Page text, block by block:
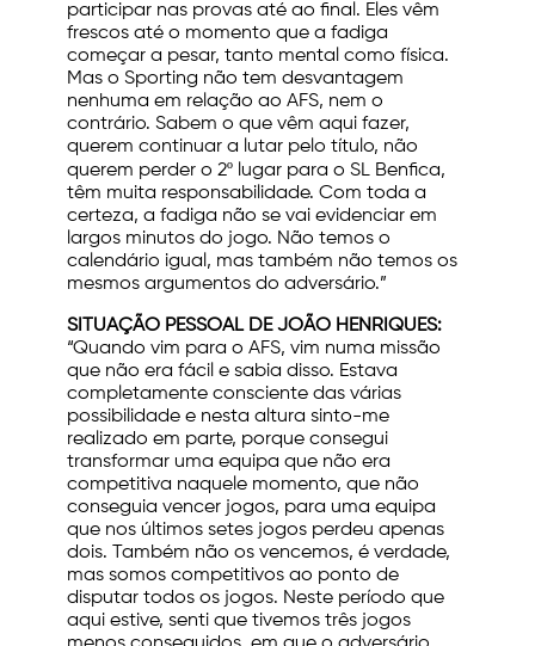
participar nas provas até ao final. Eles vêm
frescos até o momento que a fadiga
começar a pesar, tanto mental como física.
Mas o Sporting não tem desvantagem
nenhuma em relação ao AFS, nem o
contrário. Sabem o que vêm aqui fazer,
querem continuar a lutar pelo título, não
querem perder o 2º lugar para o SL Benfica,
têm muita responsabilidade. Com toda a
certeza, a fadiga não se vai evidenciar em
largos minutos do jogo. Não temos o
calendário igual, mas também não temos os
mesmos argumentos do adversário.”
SITUAÇÃO PESSOAL DE JOÃO HENRIQUES:
“Quando vim para o AFS, vim numa missão
que não era fácil e sabia disso. Estava
completamente consciente das várias
possibilidade e nesta altura sinto-me
realizado em parte, porque consegui
transformar uma equipa que não era
competitiva naquele momento, que não
conseguia vencer jogos, para uma equipa
que nos últimos setes jogos perdeu apenas
dois. Também não os vencemos, é verdade,
mas somos competitivos ao ponto de
disputar todos os jogos. Neste período que
aqui estive, senti que tivemos três jogos